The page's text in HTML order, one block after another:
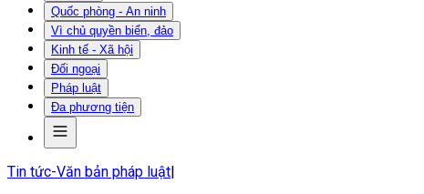
Quốc phòng - An ninh
Vì chủ quyền biển, đảo
Kinh tế - Xã hội
Đối ngoại
Pháp luật
Đa phương tiện
Tin tức-Văn bản pháp luật|